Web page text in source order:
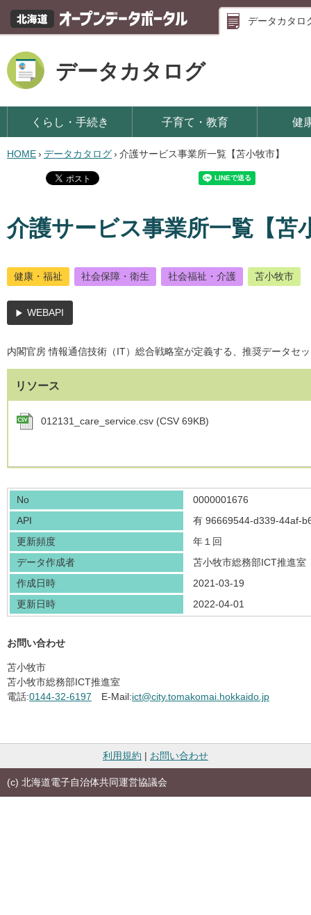
データカタロ
データカタログ
くらし・手続き 子育て・教育 健
HOME› データカタログ› 介護サービス事業所一覧【苫小牧市】
介護サービス事業所一覧【苫
健康・福祉 社会保障・衛生 社会福祉・介護 苫小牧市
WEBAPI
内閣官房 情報通信技術（IT）総合戦略室が定義する、推奨データセ
リソース
012131_care_service.csv (CSV 69KB)
No
0000001676
API
有 96669544-d339-44af-
更新頻度
年１回
データ作成者
苫小牧市総務部ICT推進室
作成日時
2021-03-19
更新日時
2022-04-01
お問い合わせ
苫小牧市
苫小牧市総務部ICT推進室
電話:0144-32-6197 E-Mail:ict@city.tomakomai.hokkaido.jp
利用規約 | お問い合わせ
(c) 北海道電子自治体共同運営協議会